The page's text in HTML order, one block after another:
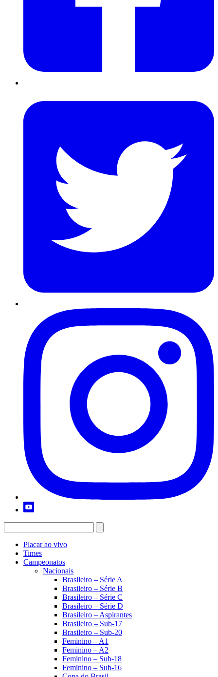
Placar ao vivo
Times
Campeonatos
Nacionais
Brasileiro – Série A
Brasileiro – Série B
Brasileiro – Série C
Brasileiro – Série D
Brasileiro – Aspirantes
Brasileiro – Sub-17
Brasileiro – Sub-20
Feminino – A1
Feminino – A2
Feminino – Sub-18
Feminino – Sub-16